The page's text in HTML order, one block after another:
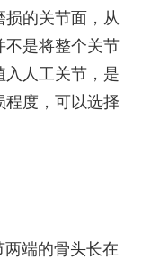
的关节面，从
不是将整个关节
入人工关节，是
程度，可以选择
端的骨头长在